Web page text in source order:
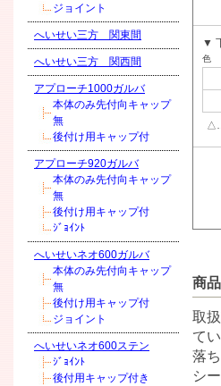
ジョイント
へいせい三方 関東間
へいせい三方 関西間
アプローチ1000ガルバ
本体のみ先付向キャップ
無
後付け用キャップ付
アプローチ920ガルバ
本体のみ先付向キャップ
無
後付け用キャップ付
ｼﾞｮｲﾝﾄ
へいせいネオ600ガルバ
本体のみ先付向キャップ
無
後付け用キャップ付
ジョイント
へいせいネオ600ステン
ｼﾞｮｲﾝﾄ
後付用キャップ付き
▼
色
商
取
て
落
シ